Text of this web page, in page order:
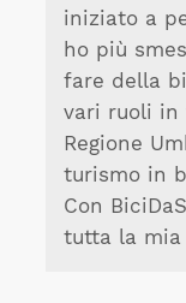
iniziato a
ho più
fare della
vari ruoli in
Regione
turismo in
Con
tutta la mia